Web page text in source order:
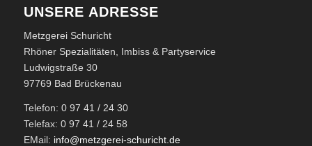
UNSERE ADRESSE
Metzgerei Schuricht
Rhöner Spezialitäten, Imbiss & Partyservice
Ludwigstraße 30
97769 Bad Brückenau
Telefon: 0 97 41 / 24 30
Telefax: 0 97 41 / 24 58
EMail: info@metzgerei-schuricht.de